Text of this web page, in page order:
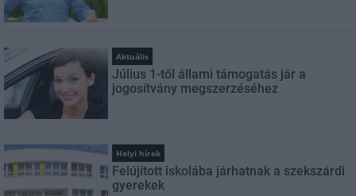
Aktuális
Július 1-től állami támogatás jár a
jogosítvány megszerzéséhez
Helyi hírek
Felújított iskolába járhatnak a szekszárdi
gyerekek